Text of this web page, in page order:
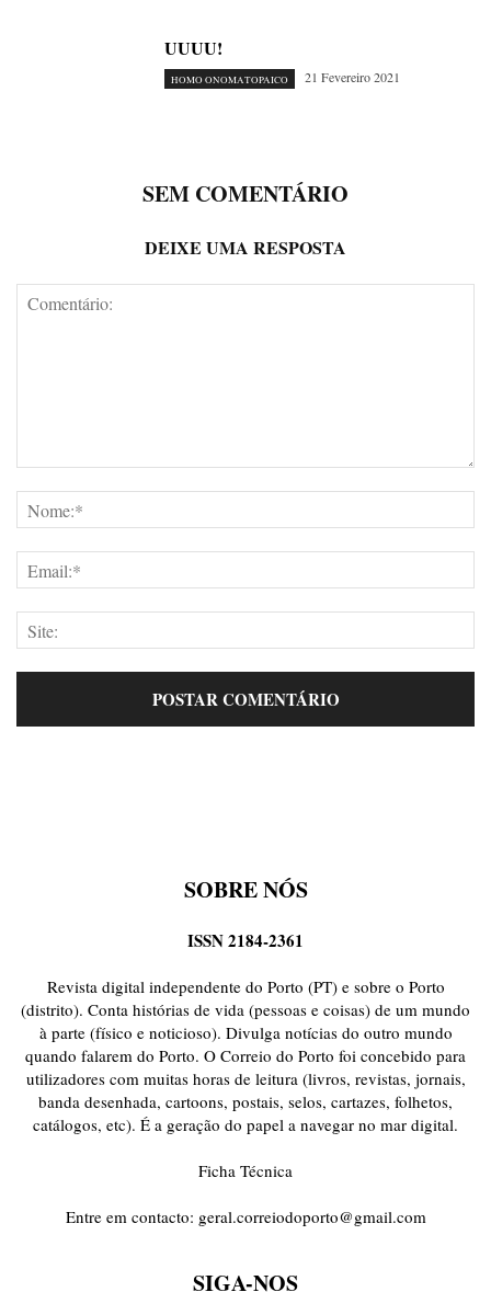
UUUU!
HOMO ONOMATOPAICO 21 Fevereiro 2021
SEM COMENTÁRIO
DEIXE UMA RESPOSTA
SOBRE NÓS
ISSN 2184-2361
Revista digital independente do Porto (PT) e sobre o Porto
(distrito). Conta histórias de vida (pessoas e coisas) de um mundo
à parte (físico e noticioso). Divulga notícias do outro mundo
quando falarem do Porto. O Correio do Porto foi concebido para
utilizadores com muitas horas de leitura (livros, revistas, jornais,
banda desenhada, cartoons, postais, selos, cartazes, folhetos,
catálogos, etc). É a geração do papel a navegar no mar digital.
Ficha Técnica
Entre em contacto: geral.correiodoporto@gmail.com
SIGA-NOS